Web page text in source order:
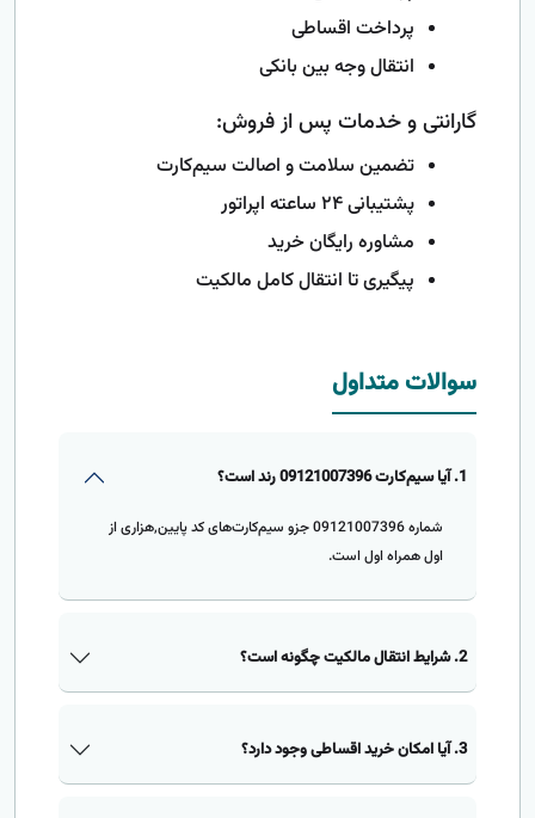
پرداخت اقساطی
انتقال وجه بین بانکی
گارانتی و خدمات پس از فروش:
تضمین سلامت و اصالت سیم‌کارت
پشتیبانی ۲۴ ساعته اپراتور
مشاوره رایگان خرید
پیگیری تا انتقال کامل مالکیت
سوالات متداول
1. آیا سیم‌کارت 09121007396 رند است؟
شماره 09121007396 جزو سیم‌کارت‌های کد پایین,هزاری از
اول همراه اول است.
2. شرایط انتقال مالکیت چگونه است؟
3. آیا امکان خرید اقساطی وجود دارد؟